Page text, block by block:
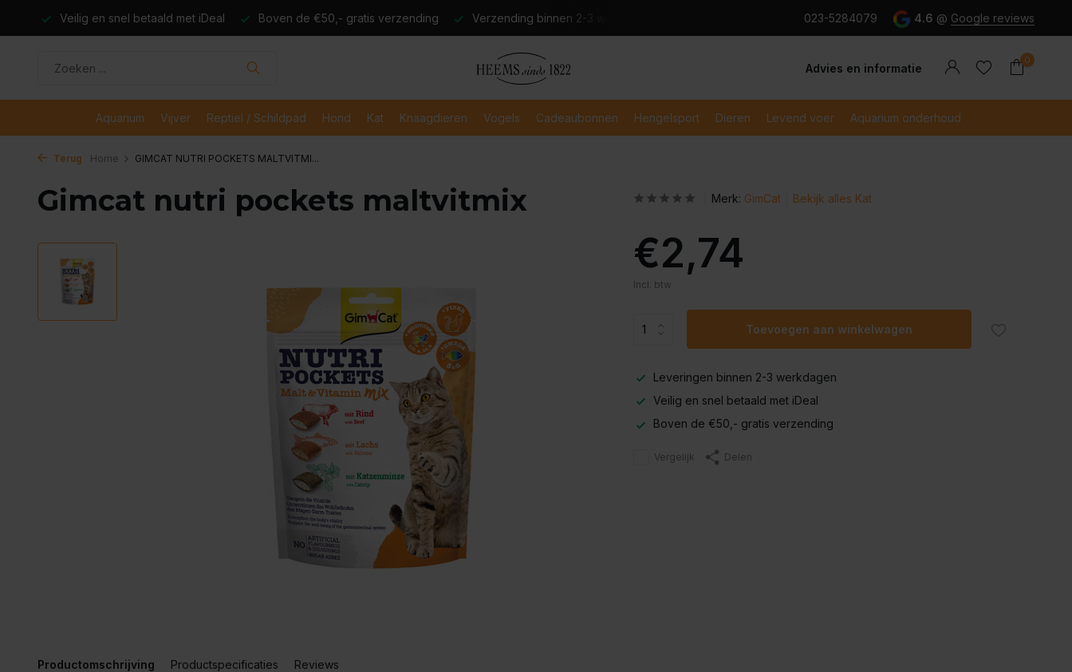
Veilig en snel betaald met iDeal Boven de €50,- gratis verzending Verzending binnen 2-3 werkdagen Veilig en snel betaald met iDeal
023-5284079 4.6 @ Google reviews
Advies en informatie
0
Aquarium Vijver Reptiel / Schildpad Hond Kat Knaagdieren Vogels Cadeaubonnen Hengelsport Dieren Levend voer Aquarium onderhoud
Terug Home GIMCAT NUTRI POCKETS MALTVITMI...
Gimcat nutri pockets maltvitmix
Productomschrijving Productspecificaties Reviews
Merk: GimCat Bekijk alles Kat
€2,74
Incl. btw
Toevoegen aan winkelwagen
Leveringen binnen 2-3 werkdagen
Veilig en snel betaald met iDeal
Boven de €50,- gratis verzending
Vergelijk Delen